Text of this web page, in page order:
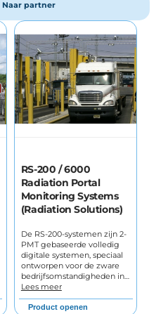
Naar partner
RS-200 / 6000
Radiation Portal
Monitoring Systems
(Radiation Solutions)
De RS-200-systemen zijn 2-
PMT gebaseerde volledig
digitale systemen, speciaal
ontworpen voor de zware
bedrijfsomstandigheden in…
Lees meer
Product openen